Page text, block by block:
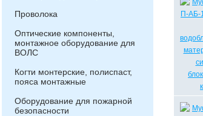
Проволока
Оптические компоненты,
монтажное оборудование для
ВОЛС
Когти монтерские, полиспаст,
пояса монтажные
Оборудование для пожарной
безопасности